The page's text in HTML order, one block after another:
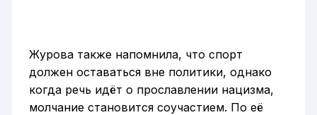
Журова также напомнила, что спорт
должен оставаться вне политики, однако
когда речь идёт о прославлении нацизма,
молчание становится соучастием. По её